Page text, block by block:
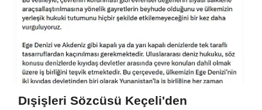
Dışişleri Sözcüsü Keçeli'den